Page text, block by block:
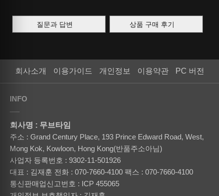
질문과 답변 상품 구매 후기
회사소개 이용가이드 개인정보 이용약관 PC 버전
INFO
회사명 : 무브타임
주소 : Grand Century Place, 193 Prince Edward Road, West,
Mong Kok, Kowloon, Hong Kong(반품주소아님)
사업자 등록번호 : 9302-11-501926
대표 : 김재훈 전화 : 070-7660-4100 팩스 : 070-7660-4100
통신판매업신고번호 : ICP 455065